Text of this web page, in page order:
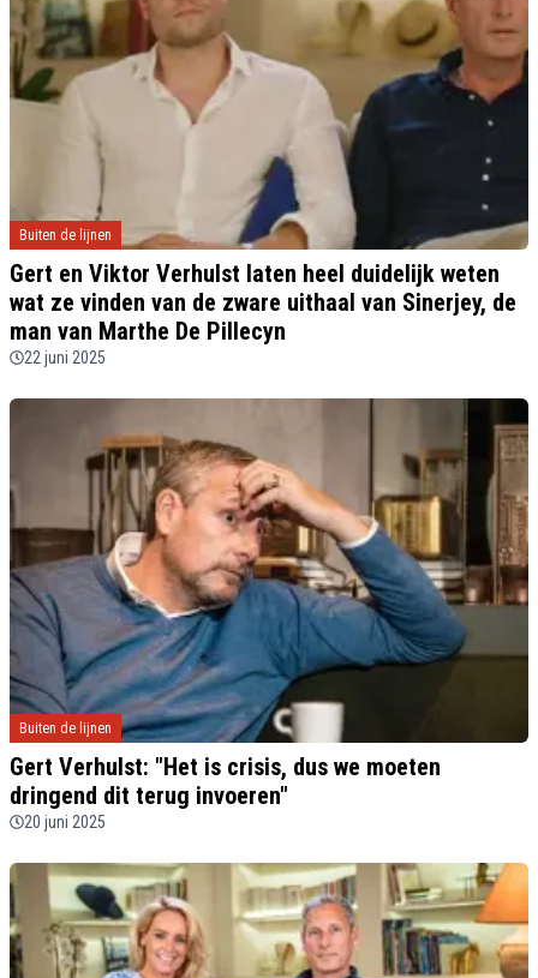
Buiten de lijnen
Gert en Viktor Verhulst laten heel duidelijk weten
wat ze vinden van de zware uithaal van Sinerjey, de
man van Marthe De Pillecyn
22 juni 2025
Buiten de lijnen
Gert Verhulst: "Het is crisis, dus we moeten
dringend dit terug invoeren"
20 juni 2025